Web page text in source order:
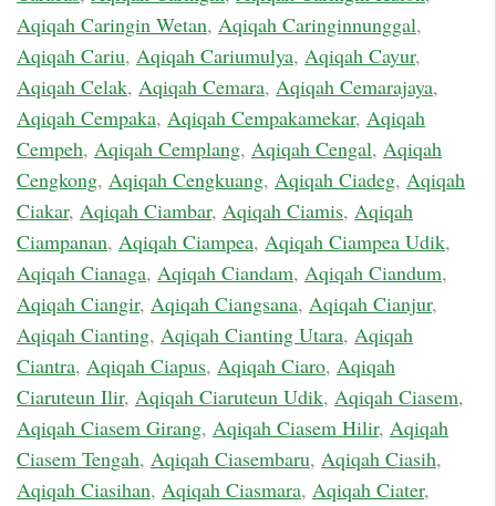
Aqiqah Caringin Wetan, Aqiqah Caringinnunggal,
Aqiqah Cariu, Aqiqah Cariumulya, Aqiqah Cayur,
Aqiqah Celak, Aqiqah Cemara, Aqiqah Cemarajaya,
Aqiqah Cempaka, Aqiqah Cempakamekar, Aqiqah
Cempeh, Aqiqah Cemplang, Aqiqah Cengal, Aqiqah
Cengkong, Aqiqah Cengkuang, Aqiqah Ciadeg, Aqiqah
Ciakar, Aqiqah Ciambar, Aqiqah Ciamis, Aqiqah
Ciampanan, Aqiqah Ciampea, Aqiqah Ciampea Udik,
Aqiqah Cianaga, Aqiqah Ciandam, Aqiqah Ciandum,
Aqiqah Ciangir, Aqiqah Ciangsana, Aqiqah Cianjur,
Aqiqah Cianting, Aqiqah Cianting Utara, Aqiqah
Ciantra, Aqiqah Ciapus, Aqiqah Ciaro, Aqiqah
Ciaruteun Ilir, Aqiqah Ciaruteun Udik, Aqiqah Ciasem,
Aqiqah Ciasem Girang, Aqiqah Ciasem Hilir, Aqiqah
Ciasem Tengah, Aqiqah Ciasembaru, Aqiqah Ciasih,
Aqiqah Ciasihan, Aqiqah Ciasmara, Aqiqah Ciater,